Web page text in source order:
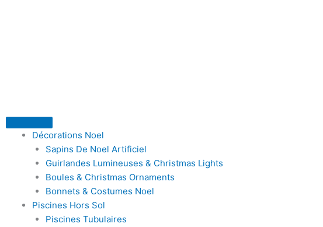
Décorations Noel
Sapins De Noel Artificiel
Guirlandes Lumineuses & Christmas Lights
Boules & Christmas Ornaments
Bonnets & Costumes Noel
Piscines Hors Sol
Piscines Tubulaires